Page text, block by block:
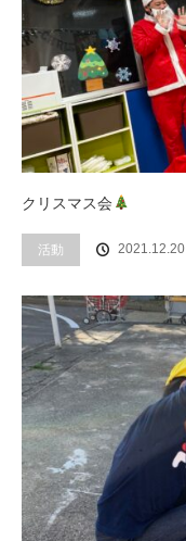
クリスマス会
活動 2021.12.20